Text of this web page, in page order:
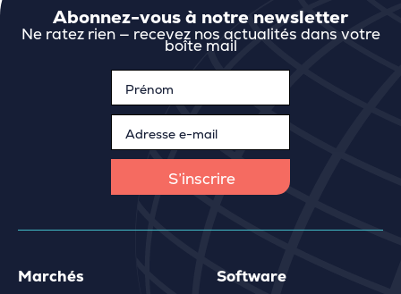
Abonnez-vous à notre newsletter
Ne ratez rien — recevez nos actualités dans votre
boîte mail
Marchés
Software